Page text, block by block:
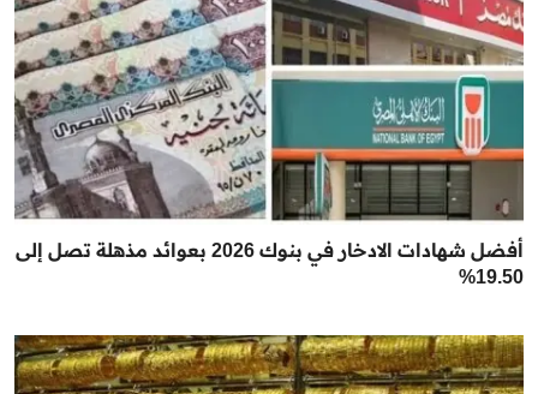
أفضل شهادات الادخار في بنوك 2026 بعوائد مذهلة تصل إلى
19.50%